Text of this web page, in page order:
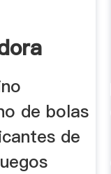
de bolas
de